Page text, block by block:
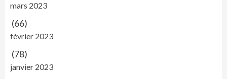
mars 2023
(66)
février 2023
(78)
janvier 2023